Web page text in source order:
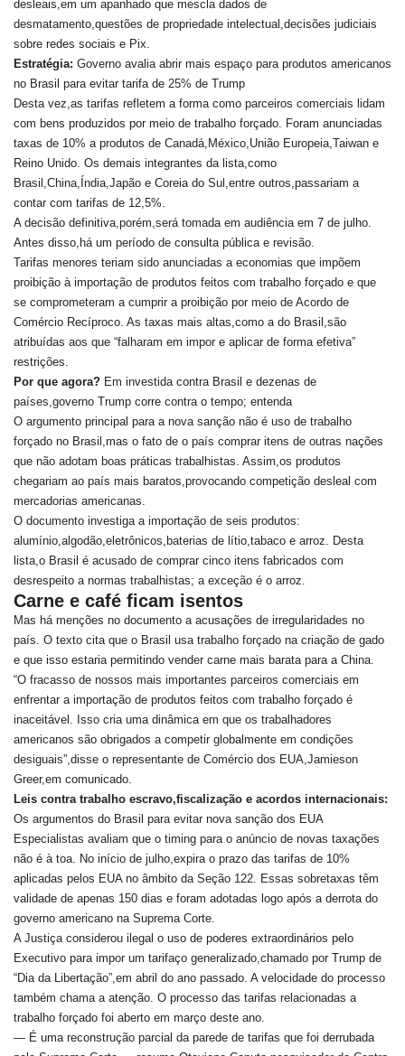
desleais,em um apanhado que mescla dados de
desmatamento,questões de propriedade intelectual,decisões judiciais
sobre redes sociais e Pix.
Estratégia: Governo avalia abrir mais espaço para produtos americanos
no Brasil para evitar tarifa de 25% de Trump
Desta vez,as tarifas refletem a forma como parceiros comerciais lidam
com bens produzidos por meio de trabalho forçado. Foram anunciadas
taxas de 10% a produtos de Canadá,México,União Europeia,Taiwan e
Reino Unido. Os demais integrantes da lista,como
Brasil,China,Índia,Japão e Coreia do Sul,entre outros,passariam a
contar com tarifas de 12,5%.
A decisão definitiva,porém,será tomada em audiência em 7 de julho.
Antes disso,há um período de consulta pública e revisão.
Tarifas menores teriam sido anunciadas a economias que impõem
proibição à importação de produtos feitos com trabalho forçado e que
se comprometeram a cumprir a proibição por meio de Acordo de
Comércio Recíproco. As taxas mais altas,como a do Brasil,são
atribuídas aos que “falharam em impor e aplicar de forma efetiva”
restrições.
Por que agora? Em investida contra Brasil e dezenas de
países,governo Trump corre contra o tempo; entenda
O argumento principal para a nova sanção não é uso de trabalho
forçado no Brasil,mas o fato de o país comprar itens de outras nações
que não adotam boas práticas trabalhistas. Assim,os produtos
chegariam ao país mais baratos,provocando competição desleal com
mercadorias americanas.
O documento investiga a importação de seis produtos:
alumínio,algodão,eletrônicos,baterias de lítio,tabaco e arroz. Desta
lista,o Brasil é acusado de comprar cinco itens fabricados com
desrespeito a normas trabalhistas; a exceção é o arroz.
Carne e café ficam isentos
Mas há menções no documento a acusações de irregularidades no
país. O texto cita que o Brasil usa trabalho forçado na criação de gado
e que isso estaria permitindo vender carne mais barata para a China.
“O fracasso de nossos mais importantes parceiros comerciais em
enfrentar a importação de produtos feitos com trabalho forçado é
inaceitável. Isso cria uma dinâmica em que os trabalhadores
americanos são obrigados a competir globalmente em condições
desiguais”,disse o representante de Comércio dos EUA,Jamieson
Greer,em comunicado.
Leis contra trabalho escravo,fiscalização e acordos internacionais:
Os argumentos do Brasil para evitar nova sanção dos EUA
Especialistas avaliam que o timing para o anúncio de novas taxações
não é à toa. No início de julho,expira o prazo das tarifas de 10%
aplicadas pelos EUA no âmbito da Seção 122. Essas sobretaxas têm
validade de apenas 150 dias e foram adotadas logo após a derrota do
governo americano na Suprema Corte.
A Justiça considerou ilegal o uso de poderes extraordinários pelo
Executivo para impor um tarifaço generalizado,chamado por Trump de
“Dia da Libertação”,em abril do ano passado. A velocidade do processo
também chama a atenção. O processo das tarifas relacionadas a
trabalho forçado foi aberto em março deste ano.
— É uma reconstrução parcial da parede de tarifas que foi derrubada